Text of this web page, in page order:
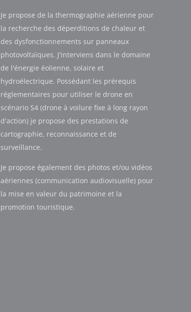
Je propose de la thermographie aérienne pour
la recherche des déperditions de chaleur et
des dysfonctionnements sur panneaux
photovoltaïques. J'interviens dans le domaine
de l'énergie éolienne, solaire et
hydroélectrique. Possédant les prérequis
réglementaires pour utiliser le drone en
scénario S4 (drone à voilure fixe à long rayon
d'action) je propose des prestations de
cartographie, reconnaissance et de
surveillance.
Je propose également des photos et/ou vidéos
aériennes (communication audiovisuelle) pour
la mise en valeur du patrimoine et la
promotion touristique.